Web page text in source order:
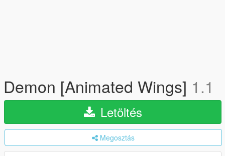
Demon [Animated Wings] 1.1
Letöltés
Megosztás